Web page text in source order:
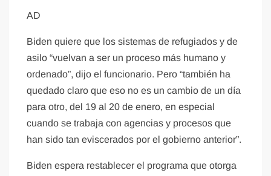
AD
Biden quiere que los sistemas de refugiados y de
asilo “vuelvan a ser un proceso más humano y
ordenado”, dijo el funcionario. Pero “también ha
quedado claro que eso no es un cambio de un día
para otro, del 19 al 20 de enero, en especial
cuando se trabaja con agencias y procesos que
han sido tan eviscerados por el gobierno anterior”.
Biden espera restablecer el programa que otorga